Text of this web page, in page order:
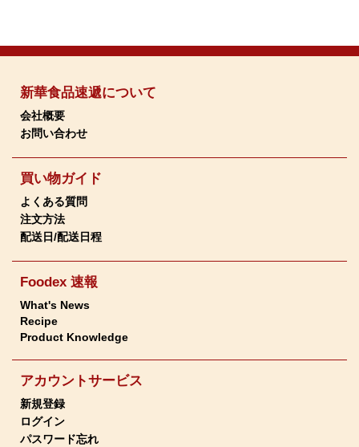
新華食品速遞について
会社概要
お問い合わせ
買い物ガイド
よくある質問
注文方法
配送日/配送日程
Foodex 速報
What's News
Recipe
Product Knowledge
アカウントサービス
新規登録
ログイン
パスワード忘れ